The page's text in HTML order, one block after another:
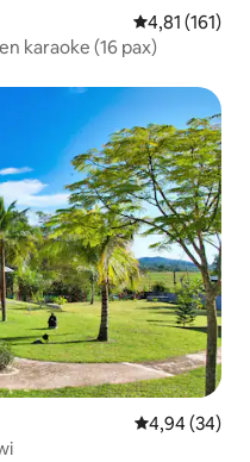
Gemiddelde
4,81 (161)
karaoke (16 pax)
Gemiddelde
4,94 (34)